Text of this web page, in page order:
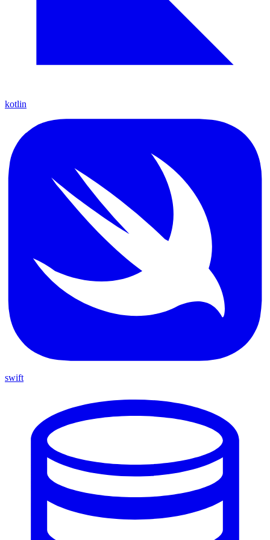
kotlin
swift